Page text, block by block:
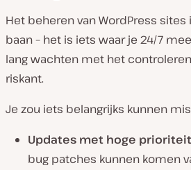
Het beheren van WordPress sites
baan – het is iets waar je 24/7
lang wachten met het
riskant.
Je zou iets belangrijks kunnen
Updates met hoge
bug patches kunnen komen